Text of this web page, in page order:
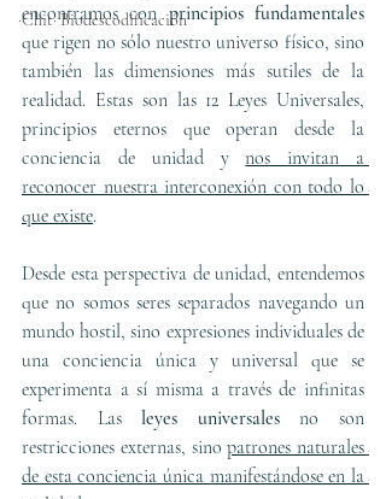
·Chit· Biodescodificación
encontramos con principios fundamentales
que rigen no sólo nuestro universo físico, sino
también las dimensiones más sutiles de la
realidad. Estas son las 12 Leyes Universales,
principios eternos que operan desde la
conciencia de unidad y nos invitan a
reconocer nuestra interconexión con todo lo
que existe.
Desde esta perspectiva de unidad, entendemos
que no somos seres separados navegando un
mundo hostil, sino expresiones individuales de
una conciencia única y universal que se
experimenta a sí misma a través de infinitas
formas. Las leyes universales no son
restricciones externas, sino patrones naturales
de esta conciencia única manifestándose en la